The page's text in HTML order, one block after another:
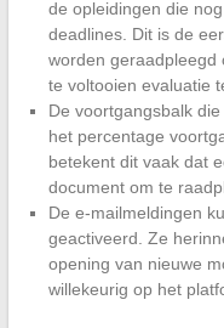
de opleidingen die
deadlines. Dit is de
worden geraadpleegd
te voltooien evaluatie
De voortgangsbalk
het percentage
betekent dit vaak dat
document om te
De e-mailmeldingen
geactiveerd. Ze
opening van nieuwe
willekeurig op het